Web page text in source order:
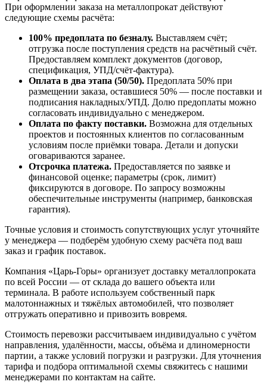
При оформлении заказа на металлопрокат действуют
следующие схемы расчёта:
100% предоплата по безналу. Выставляем счёт;
отгрузка после поступления средств на расчётный счёт.
Предоставляем комплект документов (договор,
спецификация, УПД/счёт-фактура).
Оплата в два этапа (50/50). Предоплата 50% при
размещении заказа, оставшиеся 50% — после поставки и
подписания накладных/УПД. Долю предоплаты можно
согласовать индивидуально с менеджером.
Оплата по факту поставки. Возможна для отдельных
проектов и постоянных клиентов по согласованным
условиям после приёмки товара. Детали и допуски
оговариваются заранее.
Отсрочка платежа. Предоставляется по заявке и
финансовой оценке; параметры (срок, лимит)
фиксируются в договоре. По запросу возможны
обеспечительные инструменты (например, банковская
гарантия).
Точные условия и стоимость сопутствующих услуг уточняйте
у менеджера — подберём удобную схему расчёта под ваш
заказ и график поставок.
Компания «Царь-Горы» организует доставку металлопроката
по всей России — от склада до вашего объекта или
терминала. В работе используем собственный парк
малотоннажных и тяжёлых автомобилей, что позволяет
отгружать оперативно и привозить вовремя.
Стоимость перевозки рассчитываем индивидуально с учётом
направления, удалённости, массы, объёма и длиномерности
партии, а также условий погрузки и разгрузки. Для уточнения
тарифа и подбора оптимальной схемы свяжитесь с нашими
менеджерами по контактам на сайте.